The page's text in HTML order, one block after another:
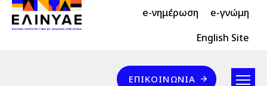
Skip to main content
Header Top 2 e-νημέρωση e-γνώμη
Header Top English Site
Επικοινωνία
ΕΠΙΚΟΙΝΩΝΊΑ